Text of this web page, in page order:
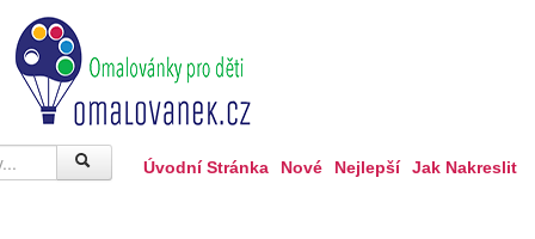
Úvodní Stránka Nové Nejlepší Jak Nakreslit